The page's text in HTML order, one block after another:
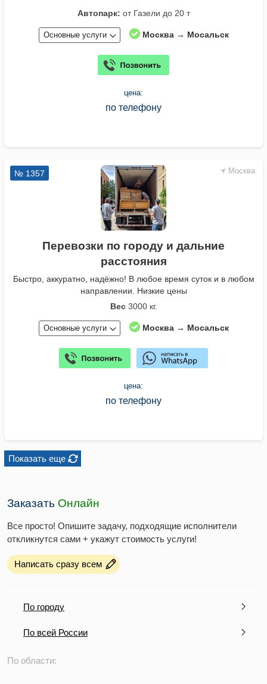
Автопарк: от Газели до 20 т
Основные услуги Москва → Мосальск
цена:
по телефону
Москва
№ 1357
Перевозки по городу и дальние
расстояния
Быстро, аккуратно, надёжно! В любое время суток и в любом
направлении. Низкие цены
Вес3000 кг.
Основные услуги Москва → Мосальск
цена:
по телефону
Показать еще
Заказать Онлайн
Все просто! Опишите задачу, подходящие исполнители
откликнутся сами + укажут стоимость услуги!
Написать сразу всем
По городу
По всей России
По области: